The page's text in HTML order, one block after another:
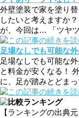
外壁塗装で家を塗り
したいと考えますか
が、今回は… 「ツヤ
足場なしでも可能な
足場なしでも可能な
と料金が安くなる！
に、足が踏みとどま
【ランキングの出典元